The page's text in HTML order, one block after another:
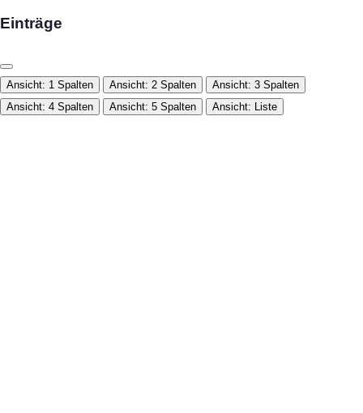
Einträge
Ansicht: 1 Spalten Ansicht: 2 Spalten
Ansicht: 3 Spalten
Ansicht: 4 Spalten
Ansicht: 5 Spalten Ansicht: Liste